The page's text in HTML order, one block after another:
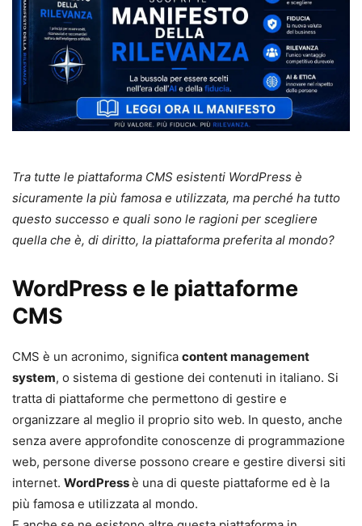
Tra tutte le piattaforma CMS esistenti WordPress è
sicuramente la più famosa e utilizzata, ma perché ha tutto
questo successo e quali sono le ragioni per scegliere
quella che è, di diritto, la piattaforma preferita al mondo?
WordPress e le piattaforme
CMS
CMS è un acronimo, significa content management
system, o sistema di gestione dei contenuti in italiano. Si
tratta di piattaforme che permettono di gestire e
organizzare al meglio il proprio sito web. In questo, anche
senza avere approfondite conoscenze di programmazione
web, persone diverse possono creare e gestire diversi siti
internet. WordPressè una di queste piattaforme ed è la
più famosa e utilizzata al mondo.